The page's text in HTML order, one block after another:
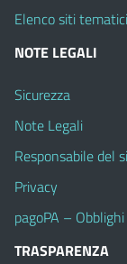
Elenco siti tematici
NOTE LEGALI
Sicurezza
Note Legali
Responsabile del
Privacy
pagoPA –
TRASPARENZA